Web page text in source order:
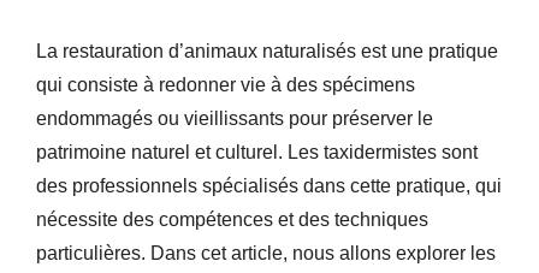
La restauration d’animaux naturalisés est une pratique
qui consiste à redonner vie à des spécimens
endommagés ou vieillissants pour préserver le
patrimoine naturel et culturel. Les taxidermistes sont
des professionnels spécialisés dans cette pratique, qui
nécessite des compétences et des techniques
particulières. Dans cet article, nous allons explorer les